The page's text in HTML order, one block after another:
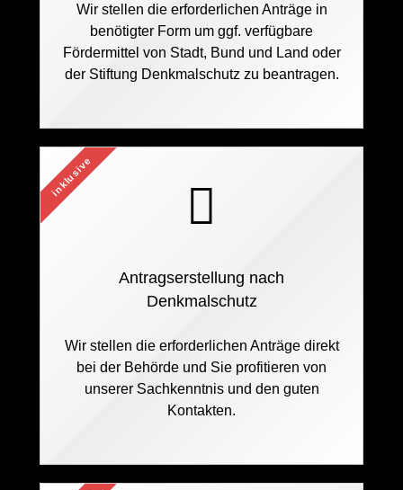
Wir stellen die erforderlichen Anträge in
benötigter Form um ggf. verfügbare
Fördermittel von Stadt, Bund und Land oder
der Stiftung Denkmalschutz zu beantragen.
inklusive
Antragserstellung nach
Denkmalschutz
Wir stellen die erforderlichen Anträge direkt
bei der Behörde und Sie profitieren von
unserer Sachkenntnis und den guten
Kontakten.